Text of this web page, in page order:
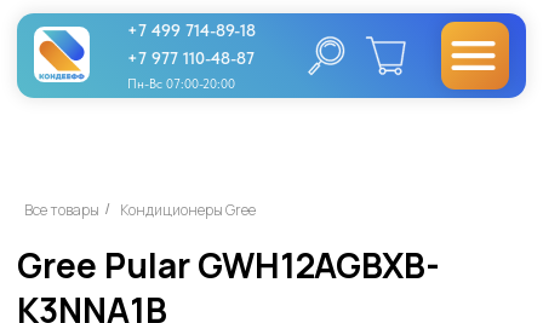
+7 499 714-89-18
+7 977 110-48-87
Пн-Вс 07:00-20:00
Все товары / Кондиционеры Gree
K3NNA1B